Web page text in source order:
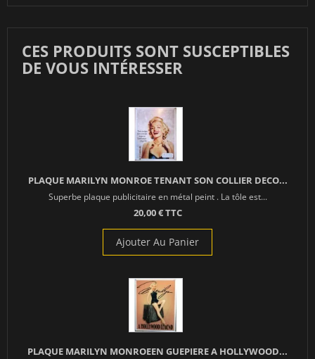
CES PRODUITS SONT SUSCEPTIBLES
DE VOUS INTÉRESSER
PLAQUE MARILYN MONROE TENANT SON COLLIER DECO...
Superbe plaque publicitaire en métal peint . La tôle est...
20,00 € TTC
Ajouter Au Panier
PLAQUE MARILYN MONROEEN GUEPIERE A HOLLYWOOD...